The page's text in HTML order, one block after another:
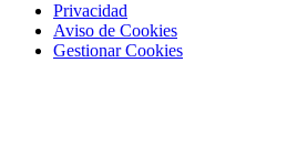
Privacidad
Aviso de Cookies
Gestionar Cookies